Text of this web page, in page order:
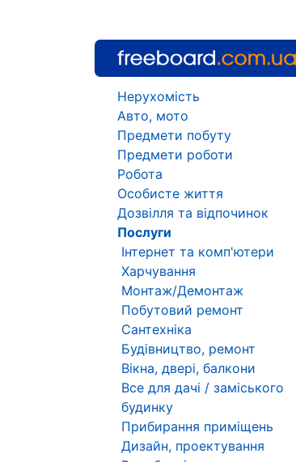
Нерухомість
Авто, мото
Предмети побуту
Предмети роботи
Робота
Особисте життя
Дозвілля та відпочинок
Послуги
Інтернет та комп'ютери
Харчування
Монтаж/Демонтаж
Побутовий ремонт
Сантехніка
Будівництво, ремонт
Вікна, двері, балкони
Все для дачі / заміського
будинку
Прибирання приміщень
Дизайн, проектування